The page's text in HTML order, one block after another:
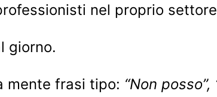
nel proprio
giorno.
mente frasi tipo: “Non posso”,